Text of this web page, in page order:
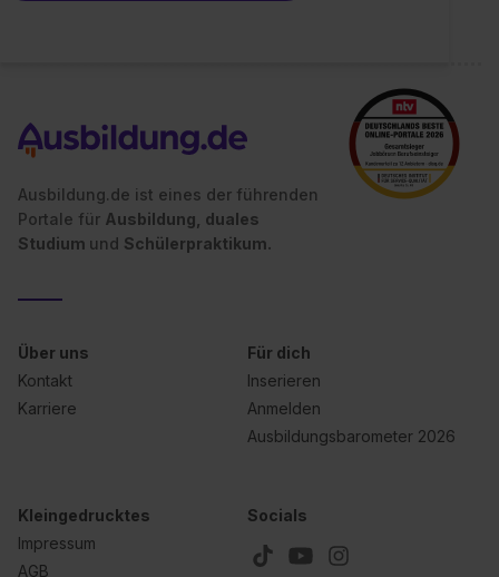
Ausbildung.de ist eines der führenden
Portale für Ausbildung, duales
Studium und Schülerpraktikum.
Über uns
Kontakt
Karriere
Für dich
Inserieren
Anmelden
Ausbildungsbarometer 2026
Kleingedrucktes
Impressum
AGB
Socials